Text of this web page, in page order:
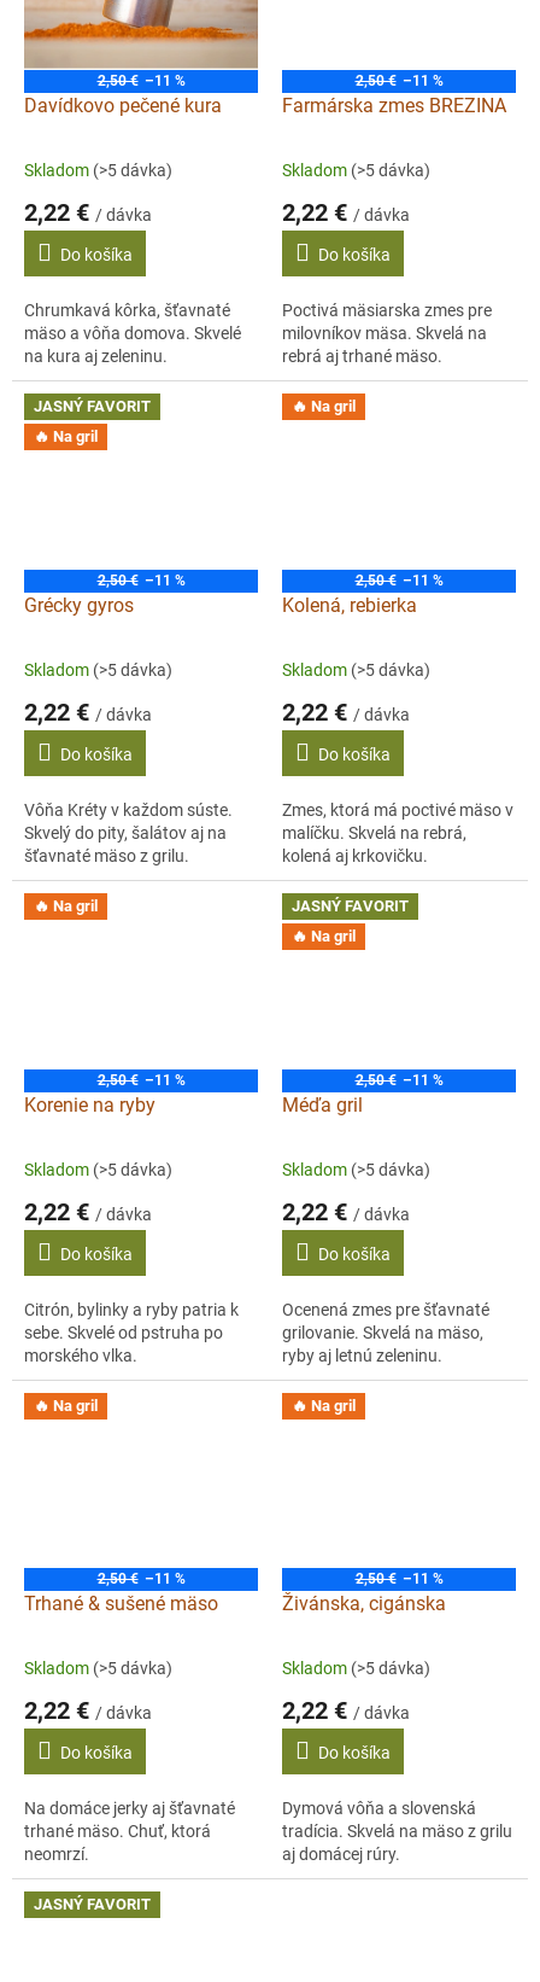
2,50 € –11 %
Davídkovo pečené kura
Skladom (>5 dávka)
2,22 € / dávka
Do košíka
Chrumkavá kôrka, šťavnaté
mäso a vôňa domova. Skvelé
na kura aj zeleninu.
2,50 € –11 %
Farmárska zmes BREZINA
Skladom (>5 dávka)
2,22 € / dávka
Do košíka
Poctivá mäsiarska zmes pre
milovníkov mäsa. Skvelá na
rebrá aj trhané mäso.
JASNÝ FAVORIT
🔥 Na gril
2,50 € –11 %
Grécky gyros
Skladom (>5 dávka)
2,22 € / dávka
Do košíka
Vôňa Kréty v každom súste.
Skvelý do pity, šalátov aj na
šťavnaté mäso z grilu.
🔥 Na gril
2,50 € –11 %
Kolená, rebierka
Skladom (>5 dávka)
2,22 € / dávka
Do košíka
Zmes, ktorá má poctivé mäso v
malíčku. Skvelá na rebrá,
kolená aj krkovičku.
🔥 Na gril
2,50 € –11 %
Korenie na ryby
Skladom (>5 dávka)
2,22 € / dávka
Do košíka
Citrón, bylinky a ryby patria k
sebe. Skvelé od pstruha po
morského vlka.
JASNÝ FAVORIT
🔥 Na gril
2,50 € –11 %
Méďa gril
Skladom (>5 dávka)
2,22 € / dávka
Do košíka
Ocenená zmes pre šťavnaté
grilovanie. Skvelá na mäso,
ryby aj letnú zeleninu.
🔥 Na gril
2,50 € –11 %
Trhané & sušené mäso
Skladom (>5 dávka)
2,22 € / dávka
Do košíka
Na domáce jerky aj šťavnaté
trhané mäso. Chuť, ktorá
neomrzí.
🔥 Na gril
2,50 € –11 %
Živánska, cigánska
Skladom (>5 dávka)
2,22 € / dávka
Do košíka
Dymová vôňa a slovenská
tradícia. Skvelá na mäso z grilu
aj domácej rúry.
JASNÝ FAVORIT